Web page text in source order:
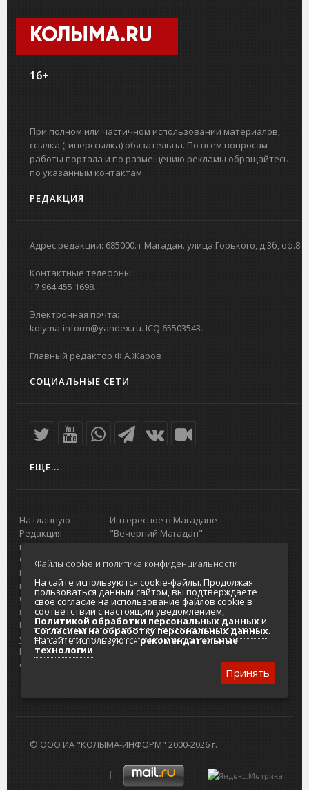
КОЛЫМА.RU
16+
При полном или частичном использовании материалов,
ссылка (гиперссылка) обязательна. По всем вопросам
работы портала и по размещению рекламы обращайтесь
по указанным контактам
РЕДАКЦИЯ
Адрес редакции: 685000. г.Магадан. улица Горького, д.3б, оф.8
Контактные телефоны:
+7 964 455 1698.
Электронная почта:
kolyma-inform@yandex.ru. ICQ 65503543.
Главный редактор Ф.А.Жаров
СОЦИАЛЬНЫЕ СЕТИ
ЕЩЕ...
На главную
Редакция
портала
О проекте
Реклама на
портале
Отзывы и
предложения
Интернет-
услуги
Разработка
сайтов
Интересное в Магадане
"Вечерний Магадан"
Городская доска объявлений
Реклама
Главный туристический портал
Колымы
Политика в отношении обработки
персональных данных
Согласие на обработку персональных
данных
© ООО ИА "КОЛЫМА-ИНФОРМ" 2000-2026 г.
Файлы cookie и политика конфиденциальности.
На сайте используются cookie-файлы. Продолжая
пользоваться данным сайтом, вы подтверждаете
свое согласие на использование файлов cookie в
соответствии с настоящим уведомлением,
Политикой обработки персональных данныхи
Согласием на обработку персональных данных.
На сайте используютсярекомендательные
технологии.
Принять